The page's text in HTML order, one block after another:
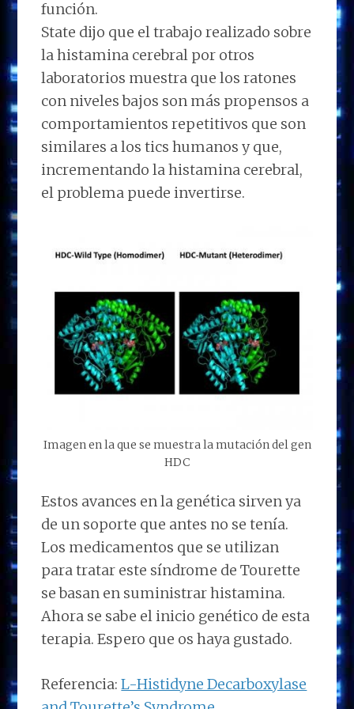
función.
State dijo que el trabajo realizado sobre
la histamina cerebral por otros
laboratorios muestra que los ratones
con niveles bajos son más propensos a
comportamientos repetitivos que son
similares a los tics humanos y que,
incrementando la histamina cerebral,
el problema puede invertirse.
Imagen en la que se muestra la mutación del gen
HDC
Estos avances en la genética sirven ya
de un soporte que antes no se tenía.
Los medicamentos que se utilizan
para tratar este síndrome de Tourette
se basan en suministrar histamina.
Ahora se sabe el inicio genético de esta
terapia. Espero que os haya gustado.
Referencia:L-Histidyne Decarboxylase